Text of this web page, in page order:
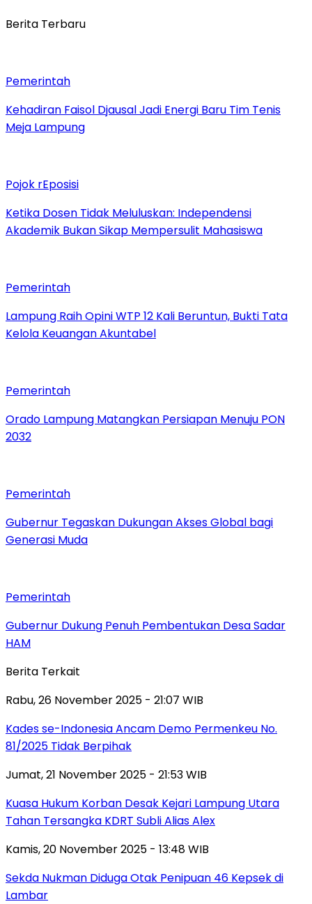
Berita Terbaru
Pemerintah
Kehadiran Faisol Djausal Jadi Energi Baru Tim Tenis
Meja Lampung
Pojok rEposisi
Ketika Dosen Tidak Meluluskan: Independensi
Akademik Bukan Sikap Mempersulit Mahasiswa
Pemerintah
Lampung Raih Opini WTP 12 Kali Beruntun, Bukti Tata
Kelola Keuangan Akuntabel
Pemerintah
Orado Lampung Matangkan Persiapan Menuju PON
2032
Pemerintah
Gubernur Tegaskan Dukungan Akses Global bagi
Generasi Muda
Pemerintah
Gubernur Dukung Penuh Pembentukan Desa Sadar
HAM
Berita Terkait
Rabu, 26 November 2025 - 21:07 WIB
Kades se-Indonesia Ancam Demo Permenkeu No.
81/2025 Tidak Berpihak
Jumat, 21 November 2025 - 21:53 WIB
Kuasa Hukum Korban Desak Kejari Lampung Utara
Tahan Tersangka KDRT Subli Alias Alex
Kamis, 20 November 2025 - 13:48 WIB
Sekda Nukman Diduga Otak Penipuan 46 Kepsek di
Lambar